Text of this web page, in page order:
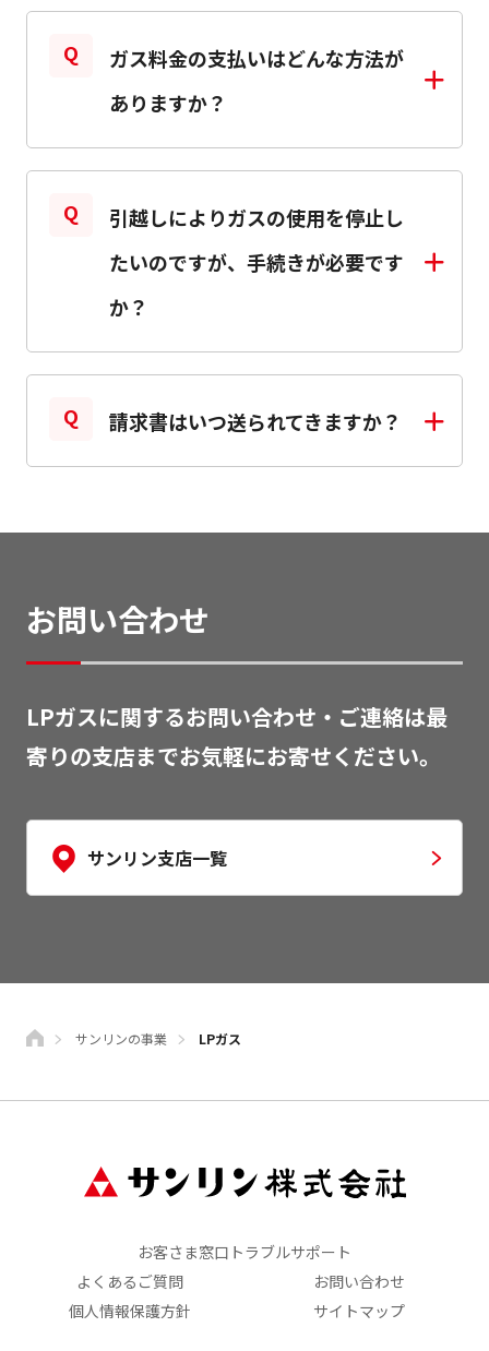
サンリンの事業 LPガス
ガス料金の支払いはどんな方法が
ありますか？
すので、お手数ですがお近くの支店へご連絡
ください。なお、各お手続きには約1ヶ月か
ら2ヶ月程度時間がかかる場合がございます
お近くの支店：
https://www.sanrinkk.co.jp/branch/
引越しによりガスの使用を停止し
たいのですが、手続きが必要です
か？
請求書はいつ送られてきますか？
案内し、ご利用明細をWeb上で確認すること
ができる「サンリンＭｙページ」へのご入会
をオススメいたします。「 サンリンＭｙペー
ジへ
」への入会手続きはコチラからお願いい
サンリンMy ページはこちら：
https://vsr.sanrinkk.co.jp/mypage-movie/
お問い合わせ
LPガスに関するお問い合わせ・ご連絡は最
寄りの支店までお気軽にお寄せください。
サンリン支店一覧
お客さま窓口トラブルサポート
よくあるご質問
お問い合わせ
個人情報保護方針
サイトマップ